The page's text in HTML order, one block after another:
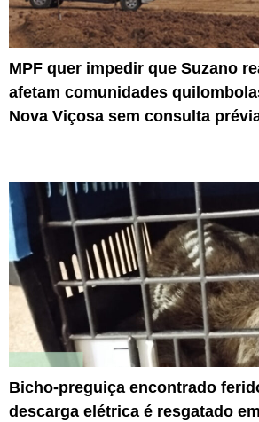
MPF quer impedir que Suzano
afetam comunidades
Nova Viçosa sem consulta
Bicho-preguiça encontrado
descarga elétrica é resgatado